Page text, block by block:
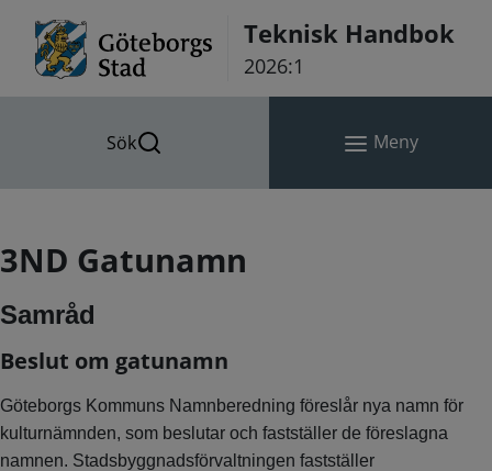
Teknisk Handbok
2026:1
Sök Meny
3ND Gatunamn
Samråd
Beslut om gatunamn
Göteborgs Kommuns Namnberedning föreslår nya namn för
kulturnämnden, som beslutar och fastställer de föreslagna
namnen. Stadsbyggnadsförvaltningen fastställer